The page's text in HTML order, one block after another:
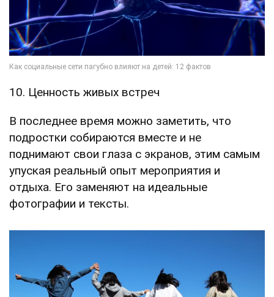
10. Ценность живых встреч
В последнее время можно заметить, что
подростки собираются вместе и не
поднимают свои глаза с экранов, этим самым
упуская реальный опыт мероприятия и
отдыха. Его заменяют на идеальные
фотографии и тексты.